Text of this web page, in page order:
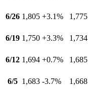
6/26 1,805 +3.1% 1,775
6/19 1,750 +3.3% 1,734
6/12 1,694 +0.7% 1,685
6/5 1,683 -3.7% 1,668